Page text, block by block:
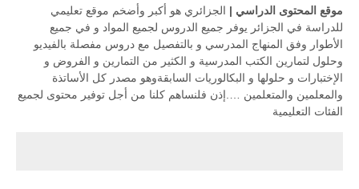
موقع المحتوى الدراسي | الجزائري هو أكبر وأضخم موقع تعليمي
للدراسة في الجزائر يوفر جميع الدروس لجميع المواد و في جميع
الأطوار وفق المنهاج المدرسي و بالتفصيل مع دروس مفصلة بالفيديو
وحلول لتمارين الكتب المدرسية و الكثير من التمارين و الفروض و
الإختبارات و حلولها و البكالوريات السابقةوهو مصدر كل الأساتذة
والمعلمين والمتعلمين ….إذن فلنساهم كلنا من أجل توفير محتوى لجميع
الفئات التعليمية